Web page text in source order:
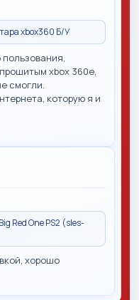
xbox360 Б/У
xbox 360e,
смогли.
которую я и
Red One PS2 (sles-
хорошо